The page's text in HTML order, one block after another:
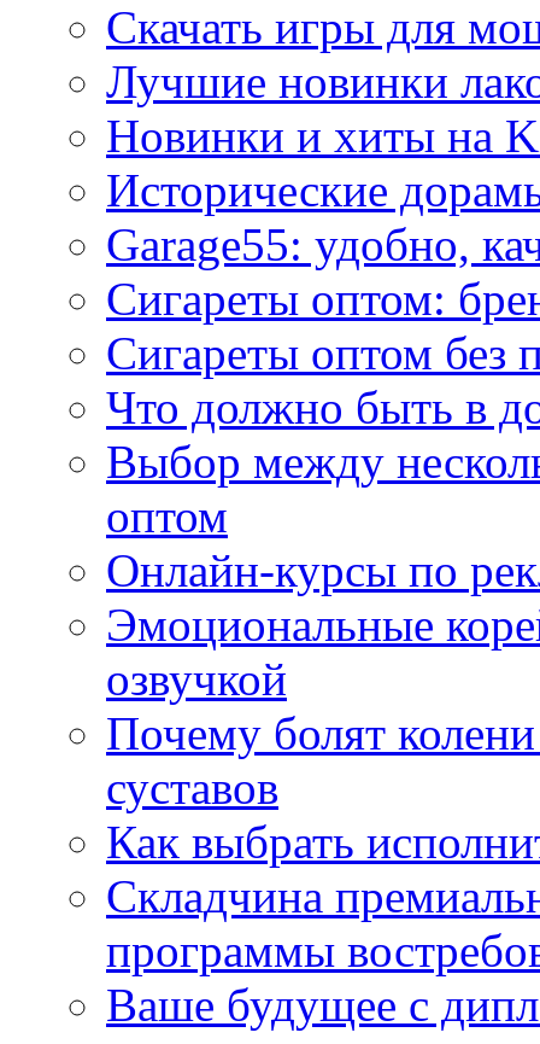
Скачать игры для
Лучшие новинки
Новинки и хиты на
Исторические
Garage55: удобно,
Сигареты оптом:
Сигареты оптом без
Что должно быть в
Выбор между
оптом
Онлайн-курсы по
Эмоциональные
озвучкой
Почему болят
суставов
Как выбрать
Складчина
программы
Ваше будущее с